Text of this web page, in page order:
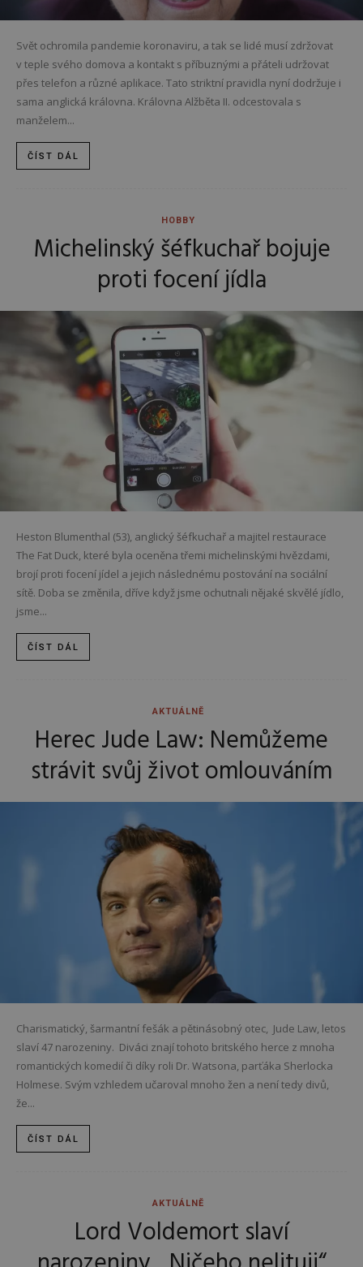
Svět ochromila pandemie koronaviru, a tak se lidé musí zdržovat
v teple svého domova a kontakt s příbuznými a přáteli udržovat
přes telefon a různé aplikace. Tato striktní pravidla nyní dodržuje i
sama anglická královna. Královna Alžběta II. odcestovala s
manželem...
ČÍST DÁL
HOBBY
Michelinský šéfkuchař bojuje
proti focení jídla
Heston Blumenthal (53), anglický šéfkuchař a majitel restaurace
The Fat Duck, které byla oceněna třemi michelinskými hvězdami,
brojí proti focení jídel a jejich následnému postování na sociální
sítě. Doba se změnila, dříve když jsme ochutnali nějaké skvělé jídlo,
jsme...
ČÍST DÁL
AKTUÁLNĚ
Herec Jude Law: Nemůžeme
strávit svůj život omlouváním
Charismatický, šarmantní fešák a pětinásobný otec, Jude Law, letos
slaví 47 narozeniny. Diváci znají tohoto britského herce z mnoha
romantických komedií či díky roli Dr. Watsona, parťáka Sherlocka
Holmese. Svým vzhledem učaroval mnoho žen a není tedy divů,
že...
ČÍST DÁL
AKTUÁLNĚ
Lord Voldemort slaví